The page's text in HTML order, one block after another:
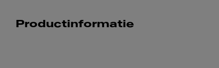
Productinformatie